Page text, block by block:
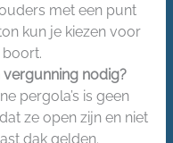
met een punt
kun je kiezen voor
nodig?
pergola’s is geen
ze open zijn en niet
dak gelden.